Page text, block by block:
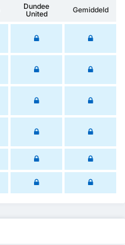
Dundee
United
Gemiddeld